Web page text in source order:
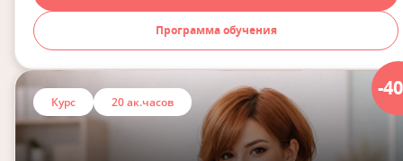
Программа обучения
-
Курс 20 ак.часов